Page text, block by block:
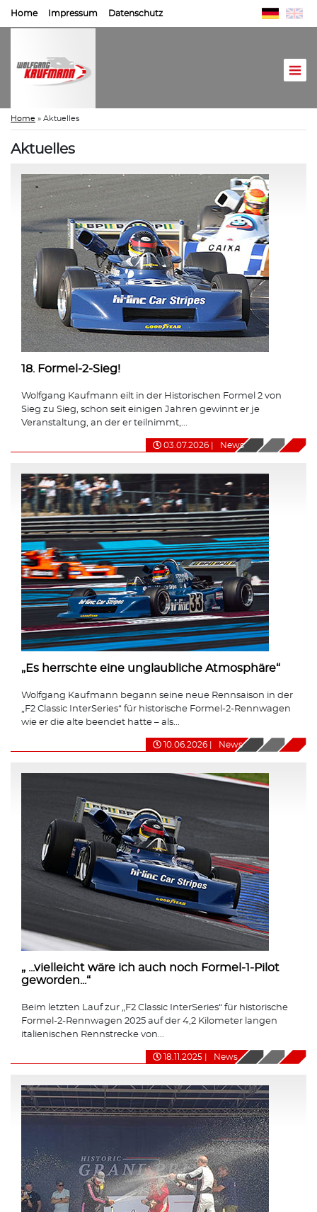
Home Impressum Datenschutz
Home » Aktuelles
Aktuelles
18. Formel-2-Sieg!
Wolfgang Kaufmann eilt in der Historischen Formel 2 von
Sieg zu Sieg, schon seit einigen Jahren gewinnt er je
Veranstaltung, an der er teilnimmt,...
03.07.2026 News
„Es herrschte eine unglaubliche Atmosphäre“
Wolfgang Kaufmann begann seine neue Rennsaison in der
„F2 Classic InterSeries“ für historische Formel-2-Rennwagen
wie er die alte beendet hatte – als...
10.06.2026 News
„ ...vielleicht wäre ich auch noch Formel-1-Pilot
geworden...“
Beim letzten Lauf zur „F2 Classic InterSeries“ für historische
Formel-2-Rennwagen 2025 auf der 4,2 Kilometer langen
italienischen Rennstrecke von...
18.11.2025 News